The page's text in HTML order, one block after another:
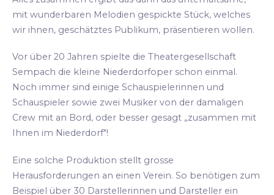
mit wunderbaren Melodien gespickte Stück, welches
wir ihnen, geschätztes Publikum, präsentieren wollen.
Vor über 20 Jahren spielte die Theatergesellschaft
Sempach die kleine Niederdorfoper schon einmal.
Noch immer sind einige Schauspielerinnen und
Schauspieler sowie zwei Musiker von der damaligen
Crew mit an Bord, oder besser gesagt „zusammen mit
Ihnen im Niederdorf"!
Eine solche Produktion stellt grosse
Herausforderungen an einen Verein. So benötigen zum
Beispiel über 30 Darstellerinnen und Darsteller ein